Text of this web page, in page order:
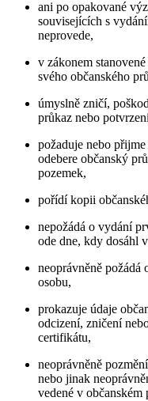
ani po opakované
souvisejících s
neprovede,
v zákonem
svého občanského
úmyslně zničí,
průkaz nebo
požaduje nebo
odebere občanský
pozemek,
pořídí kopii
nepožádá o vydání
ode dne, kdy dosáhl
neoprávněně požádá
osobu,
prokazuje údaje
odcizení, zničení
certifikátu,
neoprávněně
nebo jinak
vedené v občanském